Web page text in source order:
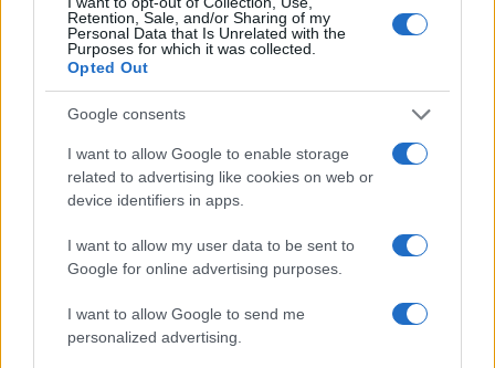
Retention, Sale, and/or Sharing of my
Personal Data that Is Unrelated with the
Purposes for which it was collected.
Opted Out
Google consents
I want to allow Google to enable storage
related to advertising like cookies on web or
device identifiers in apps.
I want to allow my user data to be sent to
Google for online advertising purposes.
I want to allow Google to send me
personalized advertising.
NECROLOGIE
Mario Malu